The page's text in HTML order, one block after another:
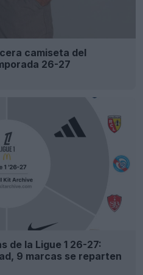
camiseta del
26-27
de la Ligue 1 26-27:
9 marcas se reparten